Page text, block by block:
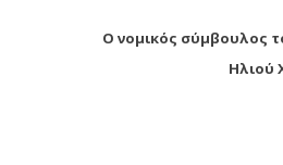
Ο νομικός σύμβουλος
Ηλιού